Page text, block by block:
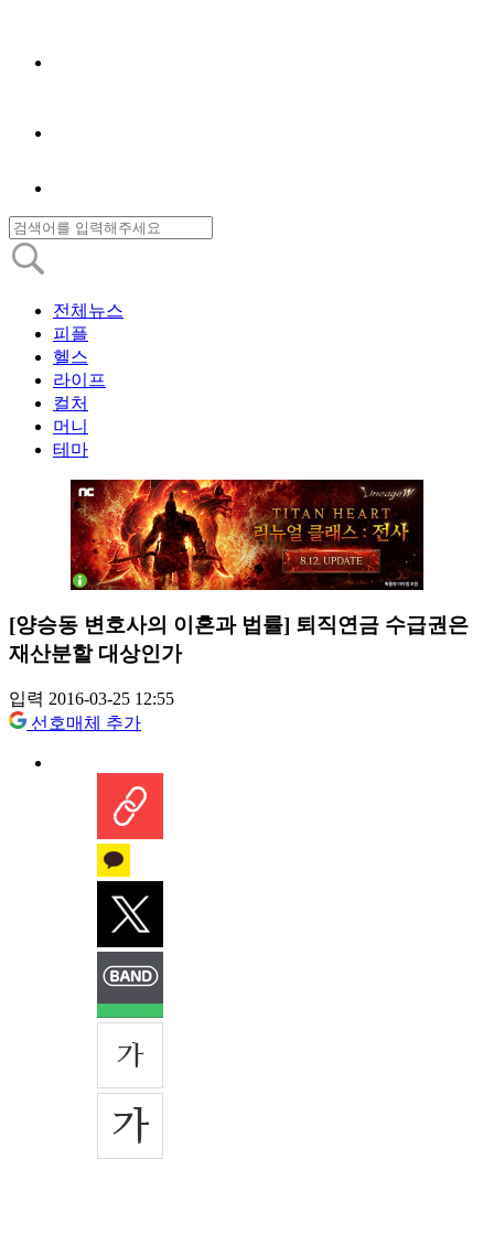
전체뉴스
피플
헬스
라이프
컬처
머니
테마
[양승동 변호사의 이혼과 법률] 퇴직연금 수급권은
재산분할 대상인가
입력 2016-03-25 12:55
선호매체 추가